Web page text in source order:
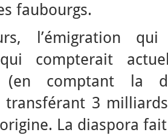
faubourgs.
l’émigration
compterait
(en comptant la
transférant 3
La diaspora